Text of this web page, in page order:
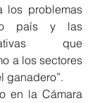
los problemas
país y las
que
a los sectores
ganadero”.
en la Cámara